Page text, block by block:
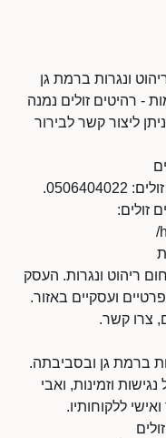
ונגרות ברמת גן
- רהיטים זולים נמנה
ליצור קשר לבירור
זולים:
ריהוט ונגרות. העסק
ועסקיים באזור.
צרו קשר.
ברמת גן ובסביבתה.
וזמינות, ואבי
ללקוחותיו.